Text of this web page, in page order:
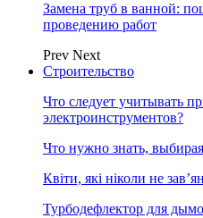
Замена труб в ванной:
проведению работ
Prev Next
Строительство
Что следует учитывать
электроинструментов?
Что нужно знать,
Квіти, які ніколи не
Турбодефлектор для